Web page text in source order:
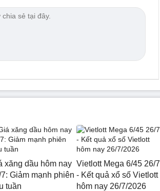
xăng dầu hôm nay
Giảm mạnh phiên
tuần
Vietlott Mega 6/45 26/7
- Kết quả xổ số Vietlott
hôm nay 26/7/2026